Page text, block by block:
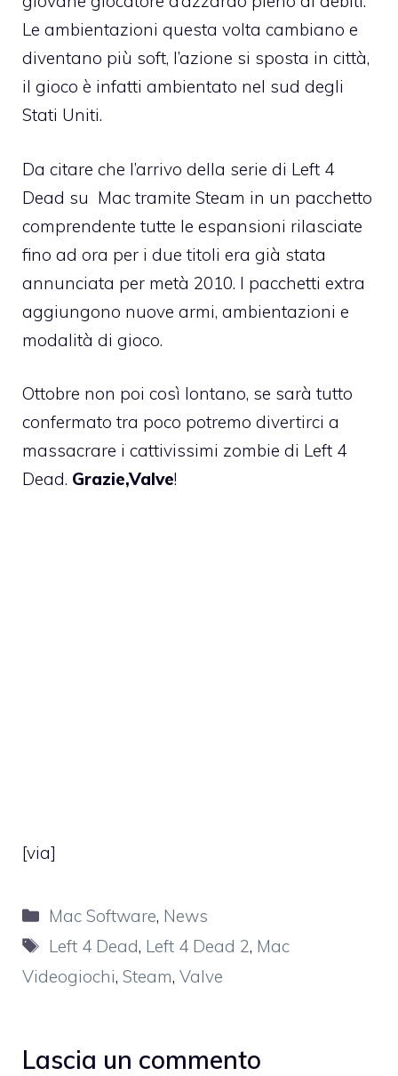
Le ambientazioni questa volta cambiano e
diventano più soft, l’azione si sposta in città,
il gioco è infatti ambientato nel sud degli
Stati Uniti.
Da citare che l’arrivo della serie di Left 4
Dead su Mac tramite Steam in un pacchetto
comprendente tutte le espansioni rilasciate
fino ad ora per i due titoli era già stata
annunciata per metà 2010. I pacchetti extra
aggiungono nuove armi, ambientazioni e
modalità di gioco.
Ottobre non poi così lontano, se sarà tutto
confermato tra poco potremo divertirci a
massacrare i cattivissimi zombie di Left 4
Dead. Grazie,Valve!
[via]
Categorie
Mac Software, News
Tag
Left 4 Dead, Left 4 Dead 2, Mac
Videogiochi, Steam, Valve
Lascia un commento